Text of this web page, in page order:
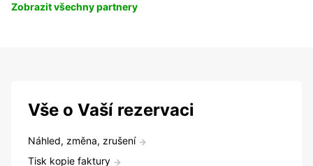
Zobrazit všechny partnery
Vše o Vaší rezervaci
Náhled, změna, zrušení
Tisk kopie faktury